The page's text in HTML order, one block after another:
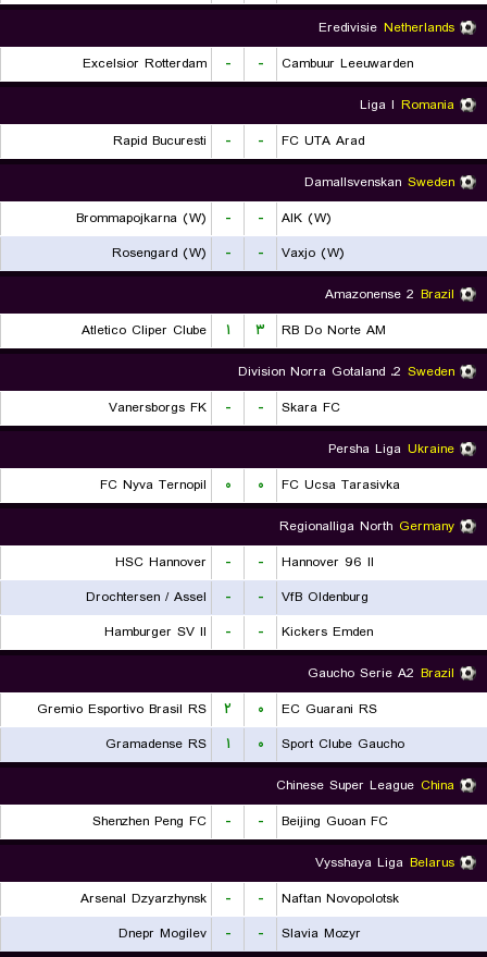
Netherlands
Eredivisie
Cambuur Leeuwarden
-
-
Excelsior Rotterdam
Romania
Liga I
FC UTA Arad
-
-
Rapid Bucuresti
Sweden
Damallsvenskan
AIK (W)
-
-
Brommapojkarna (W)
Vaxjo (W)
-
-
Rosengard (W)
Brazil
Amazonense 2
RB Do Norte AM
۳ ۱
Atletico Cliper Clube
Sweden
2. Division Norra Gotaland
Skara FC
-
-
Vanersborgs FK
Ukraine
Persha Liga
FC Ucsa Tarasivka
۰ ۰
FC Nyva Ternopil
Germany
Regionalliga North
Hannover 96 II
-
-
HSC Hannover
VfB Oldenburg
-
-
Drochtersen / Assel
Kickers Emden
-
-
Hamburger SV II
Brazil
Gaucho Serie A2
EC Guarani RS
۰ ۲
Gremio Esportivo Brasil RS
Sport Clube Gaucho
۰ ۱
Gramadense RS
China
Chinese Super League
Beijing Guoan FC
-
-
Shenzhen Peng FC
Belarus
Vysshaya Liga
Naftan Novopolotsk
-
-
Arsenal Dzyarzhynsk
Slavia Mozyr
-
-
Dnepr Mogilev